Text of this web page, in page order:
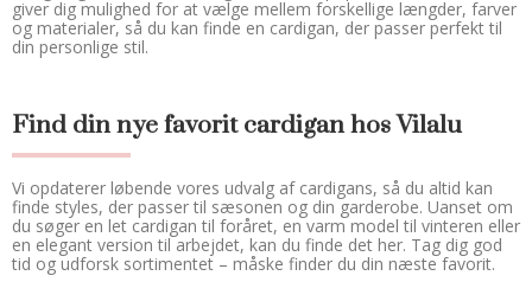
giver dig mulighed for at vælge mellem forskellige længder, farver
og materialer, så du kan finde en cardigan, der passer perfekt til
din personlige stil.
Find din nye favorit cardigan hos Vilalu
Vi opdaterer løbende vores udvalg af cardigans, så du altid kan
finde styles, der passer til sæsonen og din garderobe. Uanset om
du søger en let cardigan til foråret, en varm model til vinteren eller
en elegant version til arbejdet, kan du finde det her. Tag dig god
tid og udforsk sortimentet – måske finder du din næste favorit.